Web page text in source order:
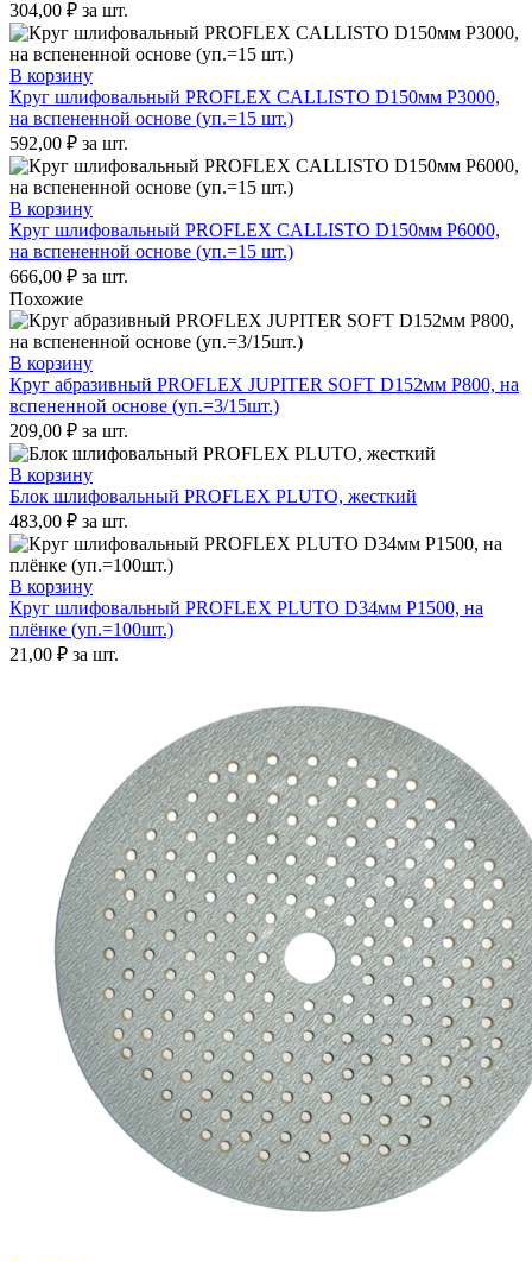
304,00 ₽ за шт.
В корзину
Круг шлифовальный PROFLEX CALLISTO D150мм P3000,
на вспененной основе (уп.=15 шт.)
592,00 ₽ за шт.
В корзину
Круг шлифовальный PROFLEX CALLISTO D150мм P6000,
на вспененной основе (уп.=15 шт.)
666,00 ₽ за шт.
Похожие
В корзину
Круг абразивный PROFLEX JUPITER SOFT D152мм Р800, на
вспененной основе (уп.=3/15шт.)
209,00 ₽ за шт.
В корзину
Блок шлифовальный PROFLEX PLUTO, жесткий
483,00 ₽ за шт.
В корзину
Круг шлифовальный PROFLEX PLUTO D34мм P1500, на
плёнке (уп.=100шт.)
21,00 ₽ за шт.